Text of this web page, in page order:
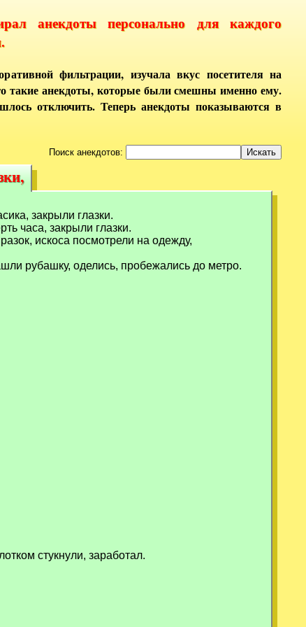
анекдоты персонально для каждого
фильтрации, изучала вкус посетителя на
такие анекдоты, которые были смешны именно ему.
отключить. Теперь анекдоты показываются в
Поиск анекдотов:
закрыли глазки.
часа, закрыли глазки.
искоса посмотрели на одежду,
рубашку, оделись, пробежались до метро.
стукнули, заработал.